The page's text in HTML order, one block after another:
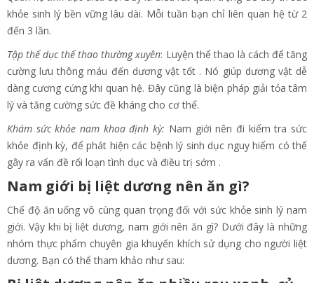
khỏe sinh lý bền vững lâu dài. Mỗi tuần bạn chỉ liên quan hệ từ 2
đến 3 lần.
Tập thể dục thể thao thường xuyên: Luyện thể thao là cách để tăng
cường lưu thông máu đến dương vật tốt . Nó giúp dương vật dễ
dàng cương cứng khi quan hệ. Đây cũng là biện pháp giải tỏa tâm
lý và tăng cường sức đề kháng cho cơ thể.
Khám sức khỏe nam khoa định kỳ: Nam giới nên đi kiểm tra sức
khỏe định kỳ, để phát hiện các bệnh lý sinh dục nguy hiểm có thể
gây ra vấn đề rối loạn tình dục và điều trị sớm .
Nam giới bị liệt dương nên ăn gì?
Chế độ ăn uống vô cùng quan trọng đối với sức khỏe sinh lý nam
giới. Vậy khi bị liệt dương, nam giới nên ăn gì? Dưới đây là những
nhóm thực phẩm chuyên gia khuyến khích sử dụng cho người liệt
dương. Bạn có thể tham khảo như sau: